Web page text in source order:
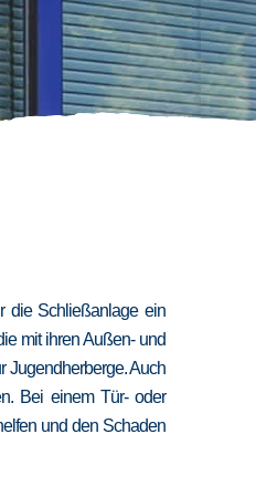
die Schließanlage ein
mit ihren Außen- und
Jugendherberge. Auch
Bei einem Tür- oder
und den Schaden